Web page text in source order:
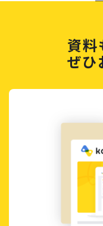
資料
ぜひ